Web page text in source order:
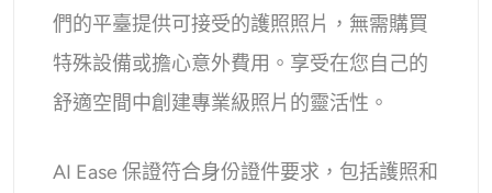
們的平臺提供可接受的護照照片，無需購買
特殊設備或擔心意外費用。享受在您自己的
舒適空間中創建專業級照片的靈活性。
AI Ease 保證符合身份證件要求，包括護照和